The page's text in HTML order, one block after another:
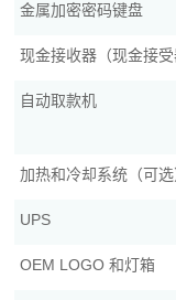
金属加密密码键盘
现金接收器（现金接
自动取款机
加热和冷却系统（可选
UPS
OEM LOGO 和灯箱